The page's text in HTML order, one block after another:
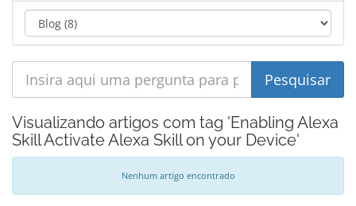
Visualizando artigos com tag 'Enabling Alexa
Skill Activate Alexa Skill on your Device'
Nenhum artigo encontrado